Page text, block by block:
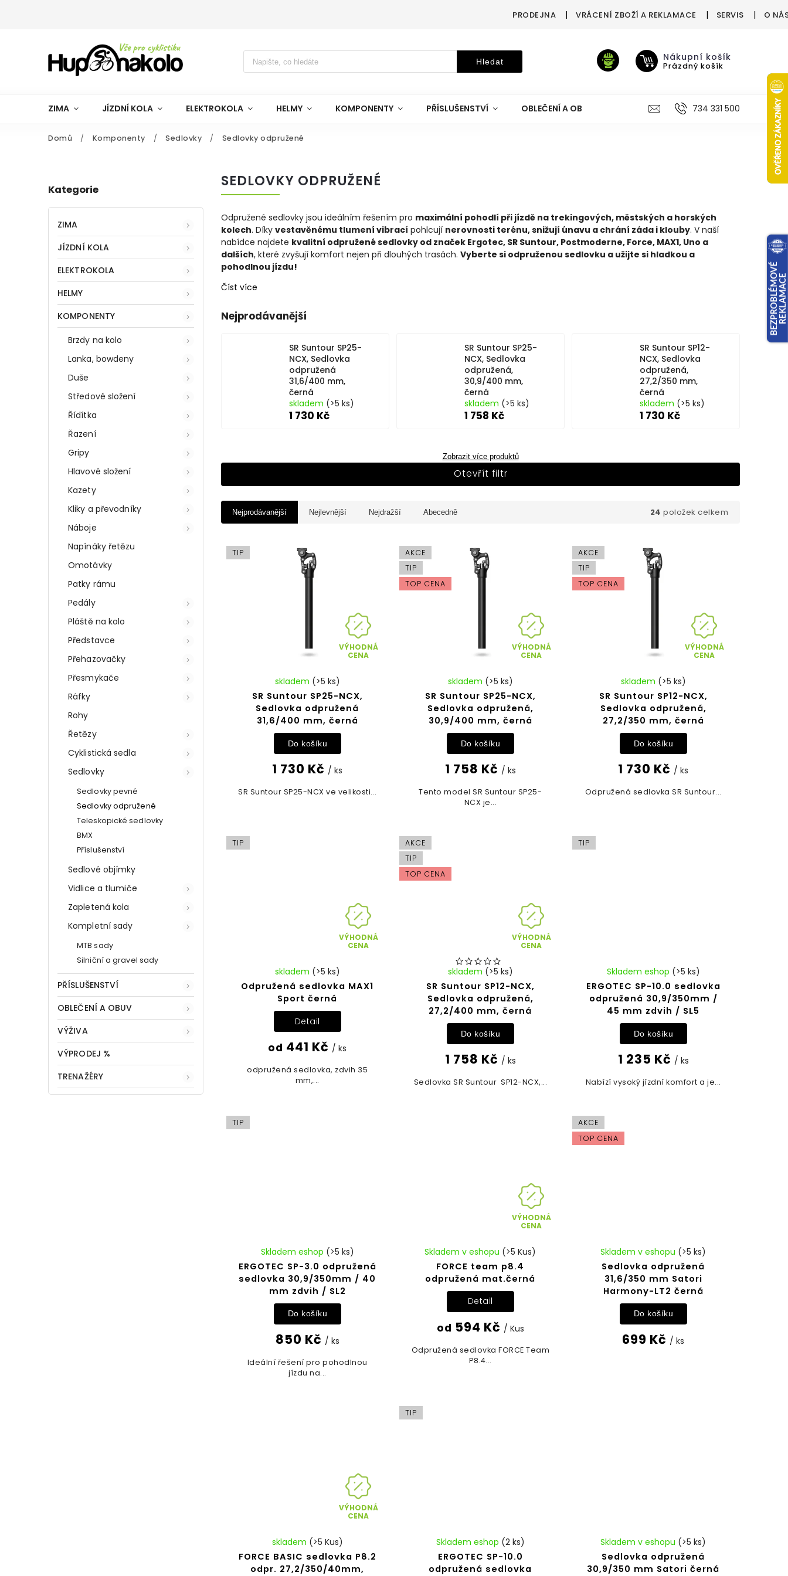
PRODEJNA VRÁCENÍ ZBOŽÍ A REKLAMACE SERVIS O
Hledat Nákupní košík
Prázdný košík
ZIMA JÍZDNÍ KOLA ELEKTROKOLA HELMY KOMPONENTY PŘÍSLUŠENSTVÍ OBLEČENÍ A OBUV VÝŽIVA VÝPRODEJ %
734 331 500
Domů / Komponenty / Sedlovky / Sedlovky odpružené
Kategorie
ZIMA
JÍZDNÍ KOLA
ELEKTROKOLA
HELMY
KOMPONENTY
Brzdy na kolo
Lanka, bowdeny
Duše
Středové složení
Řídítka
Řazení
Gripy
Hlavové složení
Kazety
Kliky a převodníky
Náboje
Napínáky řetězu
Omotávky
Patky rámu
Pedály
Pláště na kolo
Představce
Přehazovačky
Přesmykače
Ráfky
Rohy
Řetězy
Cyklistická sedla
Sedlovky
Sedlovky pevné
Sedlovky odpružené
Teleskopické sedlovky
BMX
Příslušenství
Sedlové objímky
Vidlice a tlumiče
Zapletená kola
Kompletní sady
MTB sady
Silniční a gravel sady
PŘÍSLUŠENSTVÍ
OBLEČENÍ A OBUV
VÝŽIVA
VÝPRODEJ %
TRENAŽÉRY
SEDLOVKY ODPRUŽENÉ
Odpružené sedlovky jsou ideálním řešením pro maximální pohodlí při jízdě na trekingových, městských a horských
kolech. Díky vestavěnému tlumení vibrací pohlcují nerovnosti terénu, snižují únavu a chrání záda i klouby. V naší
nabídce najdete kvalitní odpružené sedlovky od značek Ergotec, SR Suntour, Postmoderne, Force, MAX1, Uno a
dalších, které zvyšují komfort nejen při dlouhých trasách. Vyberte si odpruženou sedlovku a užijte si hladkou a
pohodlnou jízdu!
Číst více
Nejprodávanější
SR Suntour SP25-
NCX, Sedlovka
odpružená
31,6/400 mm,
černá
skladem (>5 ks)
1 730 Kč
SR Suntour SP25-
NCX, Sedlovka
odpružená,
30,9/400 mm,
černá
skladem (>5 ks)
1 758 Kč
SR Suntour SP12-
NCX, Sedlovka
odpružená,
27,2/350 mm,
černá
skladem (>5 ks)
1 730 Kč
Zobrazit více produktů
Otevřít filtr
Nejprodávanější Nejlevnější Nejdražší Abecedně 24 položek celkem
TIP
VÝHODNÁ
CENA
SR Suntour SP25-NCX,
Sedlovka odpružená
31,6/400 mm, černá
skladem (>5 ks)
1 730 Kč / ks
Do košíku
SR Suntour SP25-NCX ve velikosti...
AKCE
TIP
TOP CENA
VÝHODNÁ
CENA
SR Suntour SP25-NCX,
Sedlovka odpružená,
30,9/400 mm, černá
skladem (>5 ks)
1 758 Kč / ks
Do košíku
Tento model SR Suntour SP25-
NCX je...
AKCE
TIP
TOP CENA
VÝHODNÁ
CENA
SR Suntour SP12-NCX,
Sedlovka odpružená,
27,2/350 mm, černá
skladem (>5 ks)
1 730 Kč / ks
Do košíku
Odpružená sedlovka SR Suntour...
TIP
VÝHODNÁ
CENA
Odpružená sedlovka MAX1
Sport černá
skladem (>5 ks)
od 441 Kč / ks
Detail
odpružená sedlovka, zdvih 35
mm,...
AKCE
TIP
TOP CENA
VÝHODNÁ
CENA
SR Suntour SP12-NCX,
Sedlovka odpružená,
27,2/400 mm, černá
skladem (>5 ks)
1 758 Kč / ks
Do košíku
Sedlovka SR Suntour SP12-NCX,...
TIP
ERGOTEC SP-10.0 sedlovka
odpružená 30,9/350mm /
45 mm zdvih / SL5
Skladem eshop (>5 ks)
1 235 Kč / ks
Do košíku
Nabízí vysoký jízdní komfort a je...
TIP
ERGOTEC SP-3.0 odpružená
sedlovka 30,9/350mm / 40
mm zdvih / SL2
Skladem eshop (>5 ks)
850 Kč / ks
Do košíku
Ideální řešení pro pohodlnou
jízdu na...
VÝHODNÁ
CENA
FORCE team p8.4
odpružená mat.černá
Skladem v eshopu (>5 Kus)
od 594 Kč / Kus
Detail
Odpružená sedlovka FORCE Team
P8.4...
AKCE
TOP CENA
Sedlovka odpružená
31,6/350 mm Satori
Harmony-LT2 černá
Skladem v eshopu (>5 ks)
699 Kč / ks
Do košíku
VÝHODNÁ
CENA
FORCE BASIC sedlovka P8.2
odpr. 27,2/350/40mm,
skladem (>5 Kus)
TIP
ERGOTEC SP-10.0
odpružená sedlovka
Skladem eshop (2 ks)
Sedlovka odpružená
30,9/350 mm Satori černá
Skladem v eshopu (>5 ks)